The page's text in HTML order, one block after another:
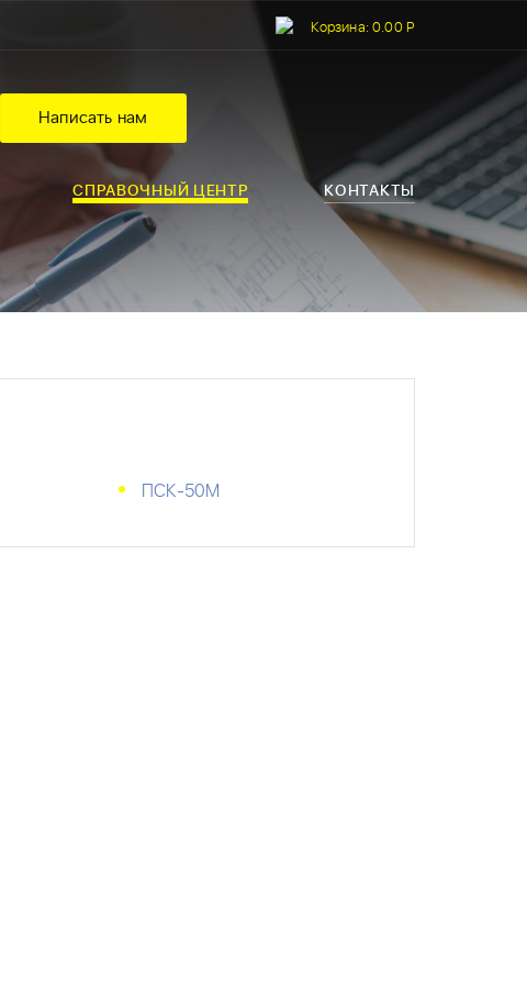
Корзина: 0.00 Р
Написать нам
СПРАВОЧНЫЙ ЦЕНТР КОНТАКТЫ
ПСК-50М